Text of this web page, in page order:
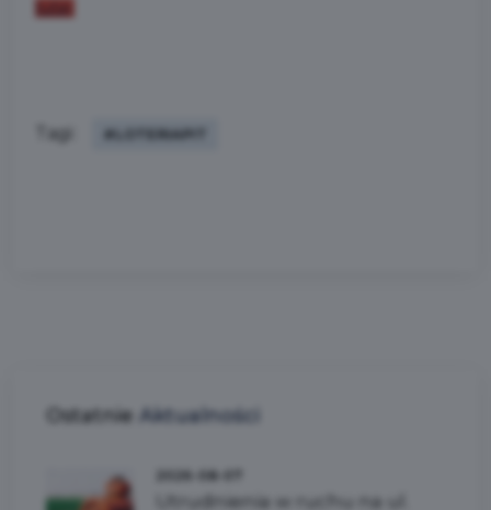
tutaj
Tagi: #LOTERIAPIT
Ostatnie Aktualności
Utrudnienia w ruchu na ul.